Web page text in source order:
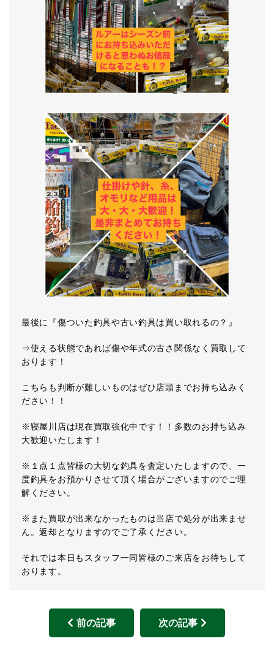
最後に『傷ついた釣具や古い釣具は買い取れるの？』
⇒使える状態であれば傷や年式の古さ関係なく買取して
おります！
こちらも判断が難しいものはぜひ店頭までお持ち込みく
ださい！！
※寝屋川店は現在買取強化中です！！多数のお持ち込み
大歓迎いたします！
※１点１点皆様の大切な釣具を査定いたしますので、一
度釣具をお預かりさせて頂く場合がございますのでご理
解ください。
※また買取が出来なかったものは当店で処分が出来ませ
ん。返却となりますのでご了承ください。
それでは本日もスタッフ一同皆様のご来店をお待ちして
おります。
前の記事 次の記事